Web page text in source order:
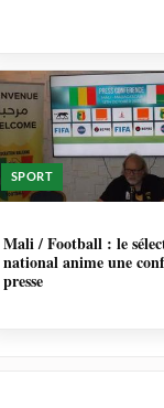
SPORT
Mali / Football : le
national anime une
presse